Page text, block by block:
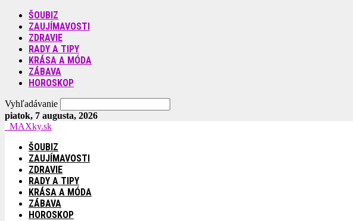
ŠOUBIZ
ZAUJÍMAVOSTI
ZDRAVIE
RADY A TIPY
KRÁSA A MÓDA
ZÁBAVA
HOROSKOP
Vyhľadávanie
piatok, 7 augusta, 2026
MAXky.sk
ŠOUBIZ
ZAUJÍMAVOSTI
ZDRAVIE
RADY A TIPY
KRÁSA A MÓDA
ZÁBAVA
HOROSKOP